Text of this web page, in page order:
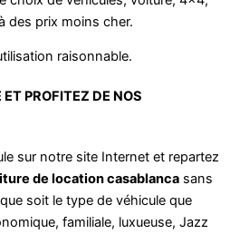
des prix moins cher.
raisonnable.
PROFITEZ DE NOS
sur notre site Internet et repartez
de location casablanca sans
soit le type de véhicule que
familiale, luxueuse, Jazz